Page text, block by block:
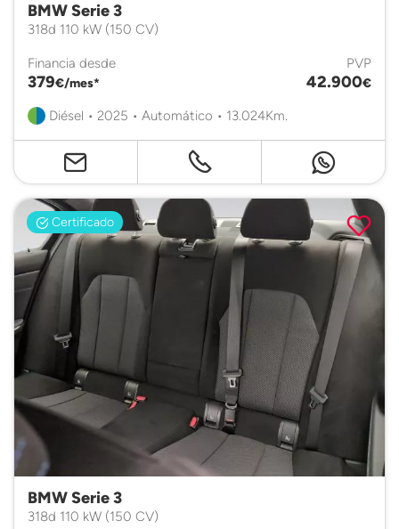
BMW Serie 3
318d 110 kW (150 CV)
Financia desde
379€/mes*
PVP
42.900€
Diésel • 2025 • Automático • 13.024Km.
Certificado
BMW Serie 3
318d 110 kW (150 CV)